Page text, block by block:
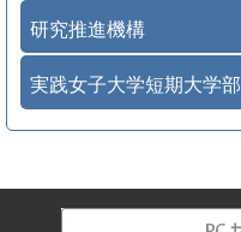
研究推進機構
実践女子大学短期大学部